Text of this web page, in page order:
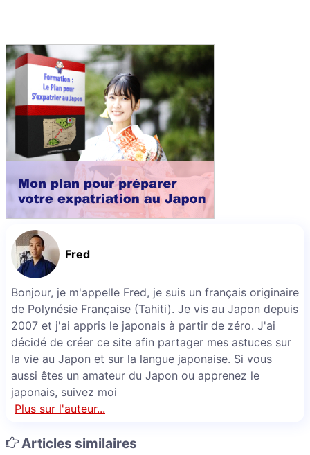
Fred
Bonjour, je m'appelle Fred, je suis un français originaire
de Polynésie Française (Tahiti). Je vis au Japon depuis
2007 et j'ai appris le japonais à partir de zéro. J'ai
décidé de créer ce site afin partager mes astuces sur
la vie au Japon et sur la langue japonaise. Si vous
aussi êtes un amateur du Japon ou apprenez le
japonais, suivez moi
Plus sur l'auteur...
Articles similaires